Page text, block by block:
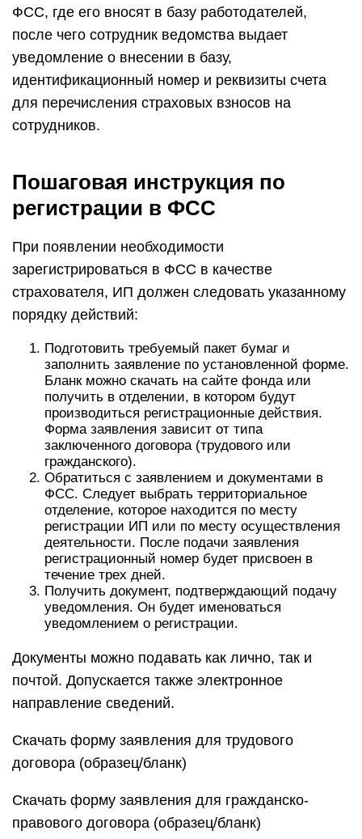
ФСС, где его вносят в базу работодателей,
после чего сотрудник ведомства выдает
уведомление о внесении в базу,
идентификационный номер и реквизиты счета
для перечисления страховых взносов на
сотрудников.
Пошаговая инструкция по
регистрации в ФСС
При появлении необходимости
зарегистрироваться в ФСС в качестве
страхователя, ИП должен следовать указанному
порядку действий:
Подготовить требуемый пакет бумаг и
заполнить заявление по установленной форме.
Бланк можно скачать на сайте фонда или
получить в отделении, в котором будут
производиться регистрационные действия.
Форма заявления зависит от типа
заключенного договора (трудового или
гражданского).
Обратиться с заявлением и документами в
ФСС. Следует выбрать территориальное
отделение, которое находится по месту
регистрации ИП или по месту осуществления
деятельности. После подачи заявления
регистрационный номер будет присвоен в
течение трех дней.
Получить документ, подтверждающий подачу
уведомления. Он будет именоваться
уведомлением о регистрации.
Документы можно подавать как лично, так и
почтой. Допускается также электронное
направление сведений.
Скачать форму заявления для трудового
договора (образец/бланк)
Скачать форму заявления для гражданско-
правового договора (образец/бланк)